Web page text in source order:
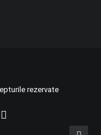
rezervate